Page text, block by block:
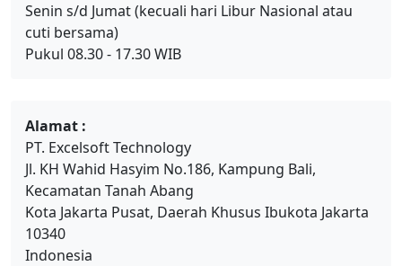
Senin s/d Jumat (kecuali hari Libur Nasional atau
cuti bersama)
Pukul 08.30 - 17.30 WIB
Alamat :
PT. Excelsoft Technology
Jl. KH Wahid Hasyim No.186, Kampung Bali,
Kecamatan Tanah Abang
Kota Jakarta Pusat, Daerah Khusus Ibukota Jakarta
10340
Indonesia